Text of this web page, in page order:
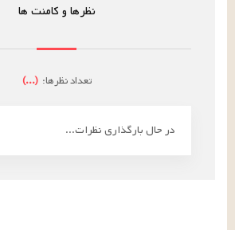
نظرها و کامنت ها
تعداد نظرها: (
...
)
در حال بارگذاری نظرات...